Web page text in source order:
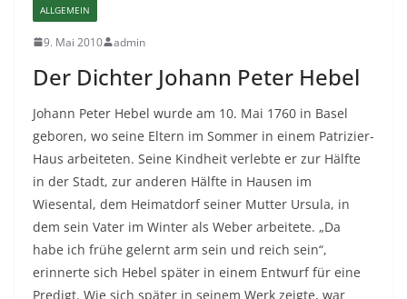
ALLGEMEIN
9. Mai 2010 admin
Der Dichter Johann Peter Hebel
Johann Peter Hebel wurde am 10. Mai 1760 in Basel
geboren, wo seine Eltern im Sommer in einem Patrizier-
Haus arbeiteten. Seine Kindheit verlebte er zur Hälfte
in der Stadt, zur anderen Hälfte in Hausen im
Wiesental, dem Heimatdorf seiner Mutter Ursula, in
dem sein Vater im Winter als Weber arbeitete. „Da
habe ich frühe gelernt arm sein und reich sein“,
erinnerte sich Hebel später in einem Entwurf für eine
Predigt. Wie sich später in seinem Werk zeigte, war